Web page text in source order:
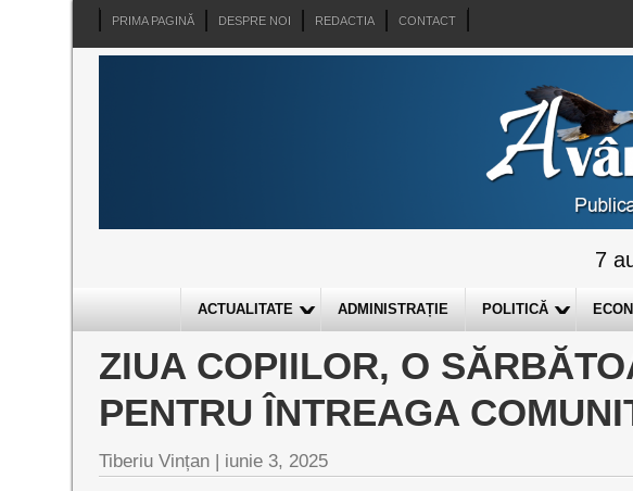
PRIMA PAGINĂ DESPRE NOI REDACTIA CONTACT
7
ACTUALITATE ADMINISTRAȚIE POLITICĂ
ZIUA COPIILOR, O
PENTRU ÎNTREAGA
Tiberiu Vințan | iunie 3, 2025